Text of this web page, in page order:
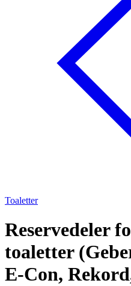
Toaletter
Reservedeler
toaletter
E-Con,